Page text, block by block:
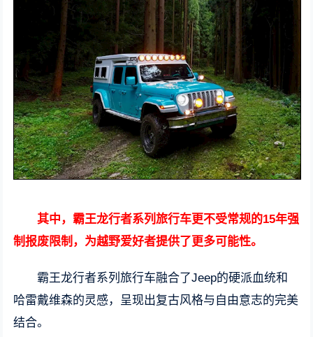
其中，霸王龙行者系列旅行车更不受常规的15年强
制报废限制，为越野爱好者提供了更多可能性。
霸王龙行者系列旅行车融合了Jeep的硬派血统和
哈雷戴维森的灵感，呈现出复古风格与自由意志的完美
结合。